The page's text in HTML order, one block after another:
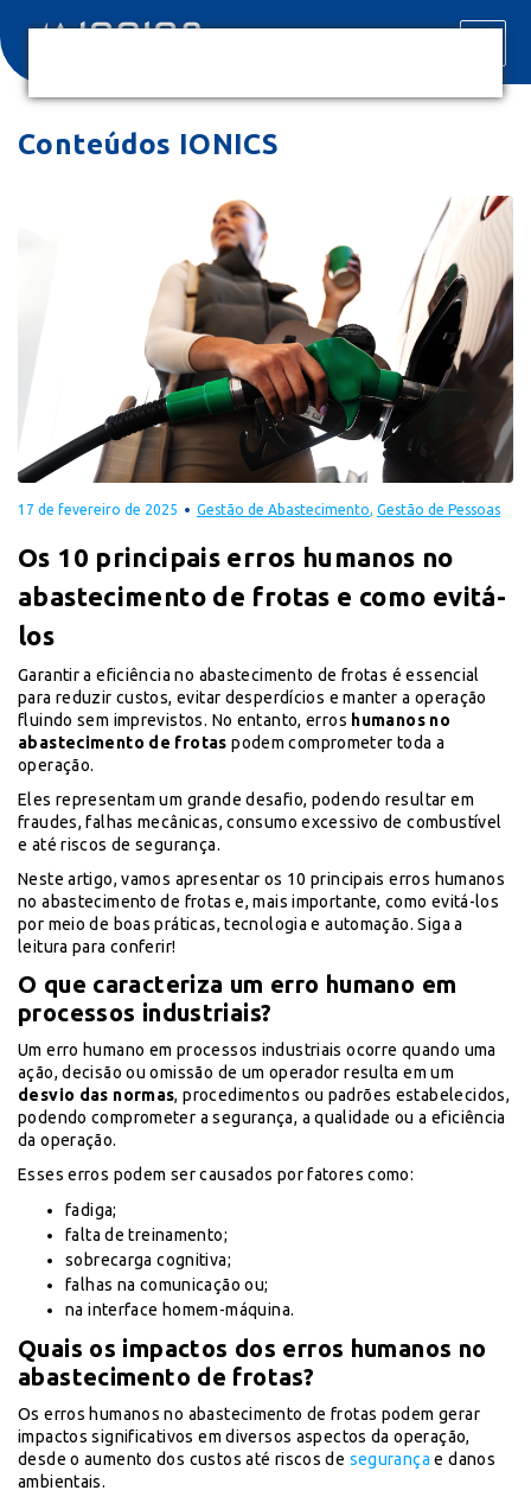
Conteúdos IONICS
17 de fevereiro de 2025 Gestão de Abastecimento, Gestão de Pessoas
Os 10 principais erros humanos no
abastecimento de frotas e como evitá-
los
Garantir a eficiência no abastecimento de frotas é essencial
para reduzir custos, evitar desperdícios e manter a operação
fluindo sem imprevistos. No entanto, erros humanos no
abastecimento de frotas podem comprometer toda a
operação.
Eles representam um grande desafio, podendo resultar em
fraudes, falhas mecânicas, consumo excessivo de combustível
e até riscos de segurança.
Neste artigo, vamos apresentar os 10 principais erros humanos
no abastecimento de frotas e, mais importante, como evitá-los
por meio de boas práticas, tecnologia e automação. Siga a
leitura para conferir!
O que caracteriza um erro humano em
processos industriais?
Um erro humano em processos industriais ocorre quando uma
ação, decisão ou omissão de um operador resulta em um
desvio das normas, procedimentos ou padrões estabelecidos,
podendo comprometer a segurança, a qualidade ou a eficiência
da operação.
Esses erros podem ser causados por fatores como:
fadiga;
falta de treinamento;
sobrecarga cognitiva;
falhas na comunicação ou;
na interface homem-máquina.
Quais os impactos dos erros humanos no
abastecimento de frotas?
Os erros humanos no abastecimento de frotas podem gerar
impactos significativos em diversos aspectos da operação,
desde o aumento dos custos até riscos de segurança e danos
ambientais.